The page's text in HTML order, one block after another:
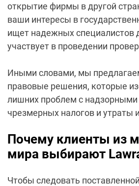
открытие фирмы в другой
ваши интересы в
ищет надежных специалистов
участвует в проведении
Иными словами, мы
правовые решения, которые
лишних проблем с надзорными
чрезмерных налогов и утраты
Почему клиенты из
мира выбирают
Чтобы следовать